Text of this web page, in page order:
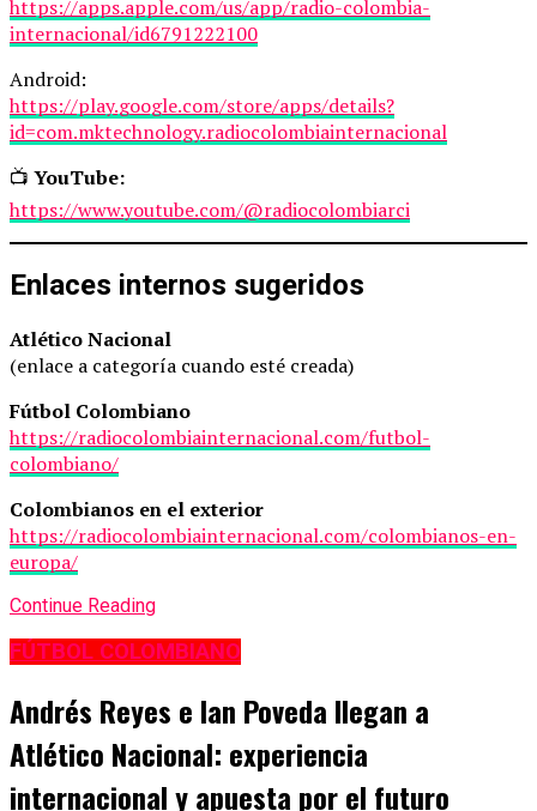
https://apps.apple.com/us/app/radio-colombia-
internacional/id6791222100
Android:
https://play.google.com/store/apps/details?
id=com.mktechnology.radiocolombiainternacional
📺 YouTube:
https://www.youtube.com/@radiocolombiarci
Enlaces internos sugeridos
Atlético Nacional
(enlace a categoría cuando esté creada)
Fútbol Colombiano
https://radiocolombiainternacional.com/futbol-
colombiano/
Colombianos en el exterior
https://radiocolombiainternacional.com/colombianos-en-
europa/
Continue Reading
FÚTBOL COLOMBIANO
Andrés Reyes e Ian Poveda llegan a
Atlético Nacional: experiencia
internacional y apuesta por el futuro